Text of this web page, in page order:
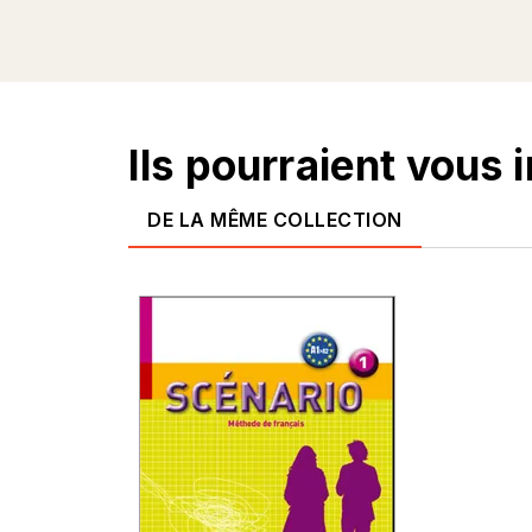
Ils pourraient vous
DE LA MÊME COLLECTION